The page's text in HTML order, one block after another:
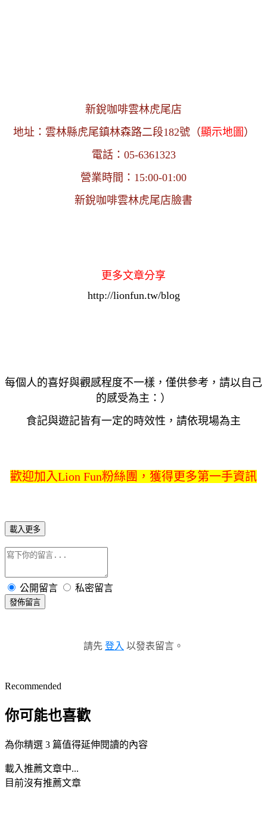
新銳咖啡雲林虎尾店
地址：雲林縣虎尾鎮林森路二段182號（顯示地圖 ）
電話：05-6361323
營業時間：15:00-01:00
新銳咖啡雲林虎尾店臉書
更多文章分享
http://lionfun.tw/blog
每個人的喜好與觀感程度不一樣，僅供參考，請以自己
的感受為主：）
食記與遊記皆有一定的時效性，請依現場為主
歡迎加入Lion Fun粉絲團，獲得更多第一手資訊
載入更多
公開留言 私密留言
發佈留言
請先 登入 以發表留言。
Recommended
你可能也喜歡
為你精選 3 篇值得延伸閱讀的內容
載入推薦文章中...
目前沒有推薦文章